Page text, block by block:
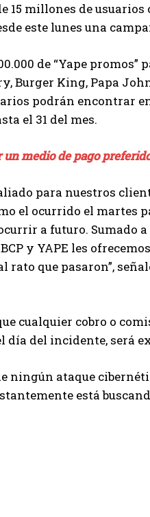
15 millones de
este lunes una
de “Yape
King, Papa
podrán encontrar
el 31 del mes.
medio de pago
para nuestros
el ocurrido el martes
a futuro. Sumado a
y YAPE les
que pasaron”,
cualquier cobro o
del incidente, será
ataque
está